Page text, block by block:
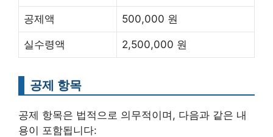
공제액 500,000 원
실수령액 2,500,000 원
공제 항목
공제 항목은 법적으로 의무적이며, 다음과 같은 내
용이 포함됩니다: